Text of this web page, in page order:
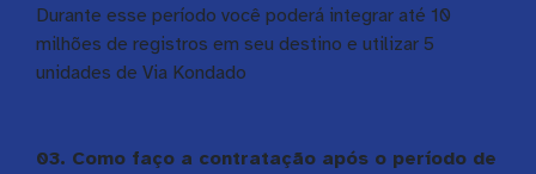
Durante esse período você poderá integrar até 10
milhões de registros em seu destino e utilizar 5
unidades de Via Kondado
03. Como faço a contratação após o período de